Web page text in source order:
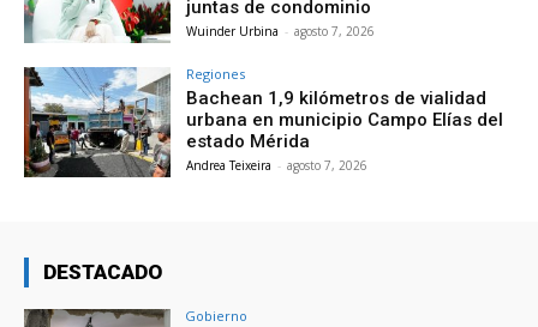
juntas de condominio
Wuinder Urbina - agosto 7, 2026
Regiones
Bachean 1,9 kilómetros de vialidad
urbana en municipio Campo Elías del
estado Mérida
Andrea Teixeira - agosto 7, 2026
DESTACADO
Gobierno